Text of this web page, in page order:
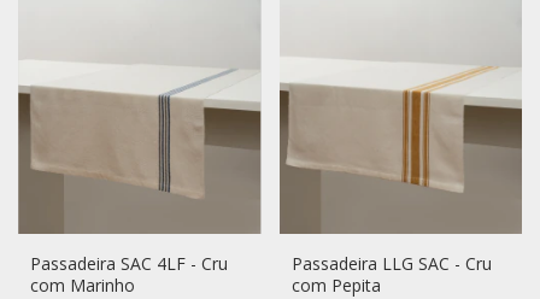
Passadeira SAC 4LF - Cru
com Marinho
Passadeira LLG SAC - Cru
com Pepita